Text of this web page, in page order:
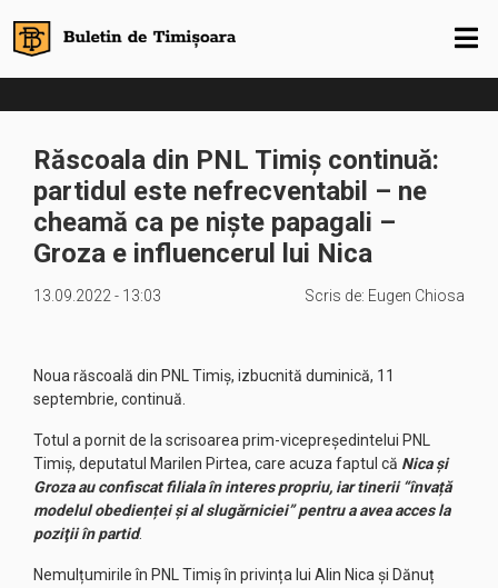
Răscoala din PNL Timiș continuă:
partidul este nefrecventabil – ne
cheamă ca pe niște papagali –
Groza e influencerul lui Nica
13.09.2022 - 13:03 Scris de: Eugen Chiosa
Noua răscoală din PNL Timiș, izbucnită duminică, 11
septembrie, continuă.
Totul a pornit de la scrisoarea prim-vicepreședintelui PNL
Timiș, deputatul Marilen Pirtea, care acuza faptul că Nica şi
Groza au confiscat filiala în interes propriu, iar tinerii “învață
modelul obedienței și al slugărniciei” pentru a avea acces la
poziţii în partid.
Nemulțumirile în PNL Timiș în privința lui Alin Nica și Dănuț